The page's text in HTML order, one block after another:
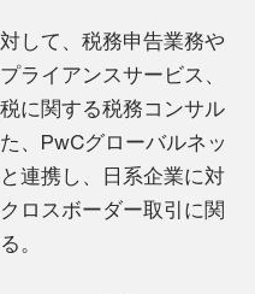
して、税務申告業務や
ライアンスサービス、
に関する税務コンサル
、PwCグローバルネッ
連携し、日系企業に対
ロスボーダー取引に関
。